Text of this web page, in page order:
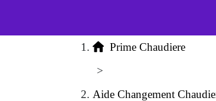
Prime Chaudiere
>
Aide Changement